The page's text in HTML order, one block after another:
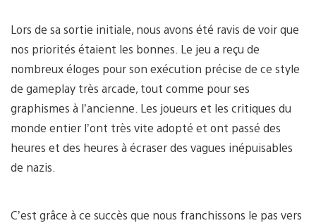
Lors de sa sortie initiale, nous avons été ravis de voir que
nos priorités étaient les bonnes. Le jeu a reçu de
nombreux éloges pour son exécution précise de ce style
de gameplay très arcade, tout comme pour ses
graphismes à l’ancienne. Les joueurs et les critiques du
monde entier l’ont très vite adopté et ont passé des
heures et des heures à écraser des vagues inépuisables
de nazis.
C’est grâce à ce succès que nous franchissons le pas vers